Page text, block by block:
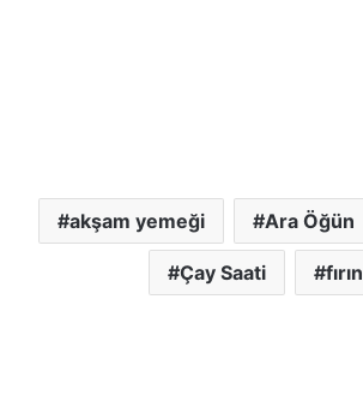
akşam yemeği Ara Öğün
Çay Saati fırın